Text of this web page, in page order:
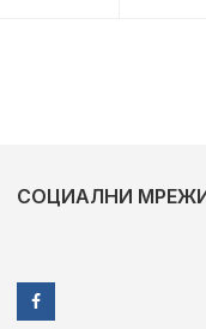
СОЦИАЛНИ